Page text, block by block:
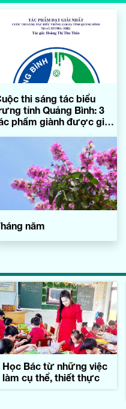
thi sáng tác biểu
tỉnh Quảng Bình: 3
phẩm giành được giải
năm
Học Bác từ những việc
làm cụ thể, thiết thực